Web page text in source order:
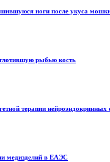
ноги после укуса
рыбью кость
терапии
медизделий в ЕАЭС